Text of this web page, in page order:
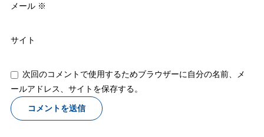
メール ※
サイト
次回のコメントで使用するためブラウザーに自分の名前、メ
ールアドレス、サイトを保存する。